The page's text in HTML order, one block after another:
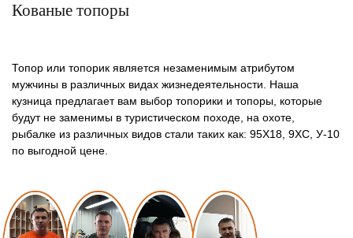
Кованые топоры
Топор или топорик является незаменимым атрибутом
мужчины в различных видах жизнедеятельности. Наша
кузница предлагает вам выбор топорики и топоры, которые
будут не заменимы в туристическом походе, на охоте,
рыбалке из различных видов стали таких как: 95Х18, 9ХС, У-10
по выгодной цене.